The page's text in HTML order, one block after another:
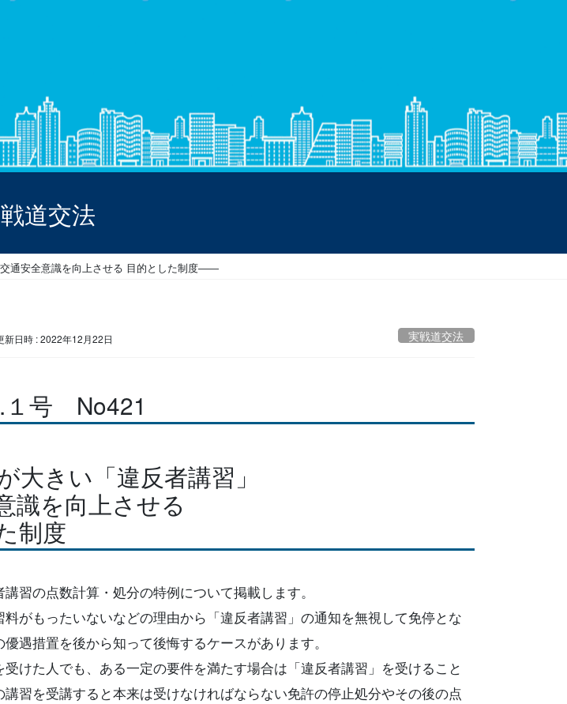
道交法
通安全意識を向上させる 目的とした制度――
新日時 :2022年12月22日 実戦道交法
１号 No421
大きい「違反者講習」
識を向上させる
制度
習の点数計算・処分の特例について掲載します。
がもったいないなどの理由から「違反者講習」の通知を無視して免停とな
遇措置を後から知って後悔するケースがあります。
けた人でも、ある一定の要件を満たす場合は「違反者講習」を受けること
講習を受講すると本来は受けなければならない免許の停止処分やその後の点